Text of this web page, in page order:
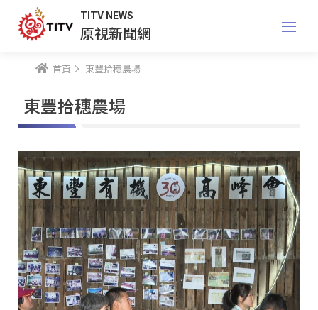
TITV NEWS
原視新聞網
首頁 東豐拾穗農場
東豐拾穗農場